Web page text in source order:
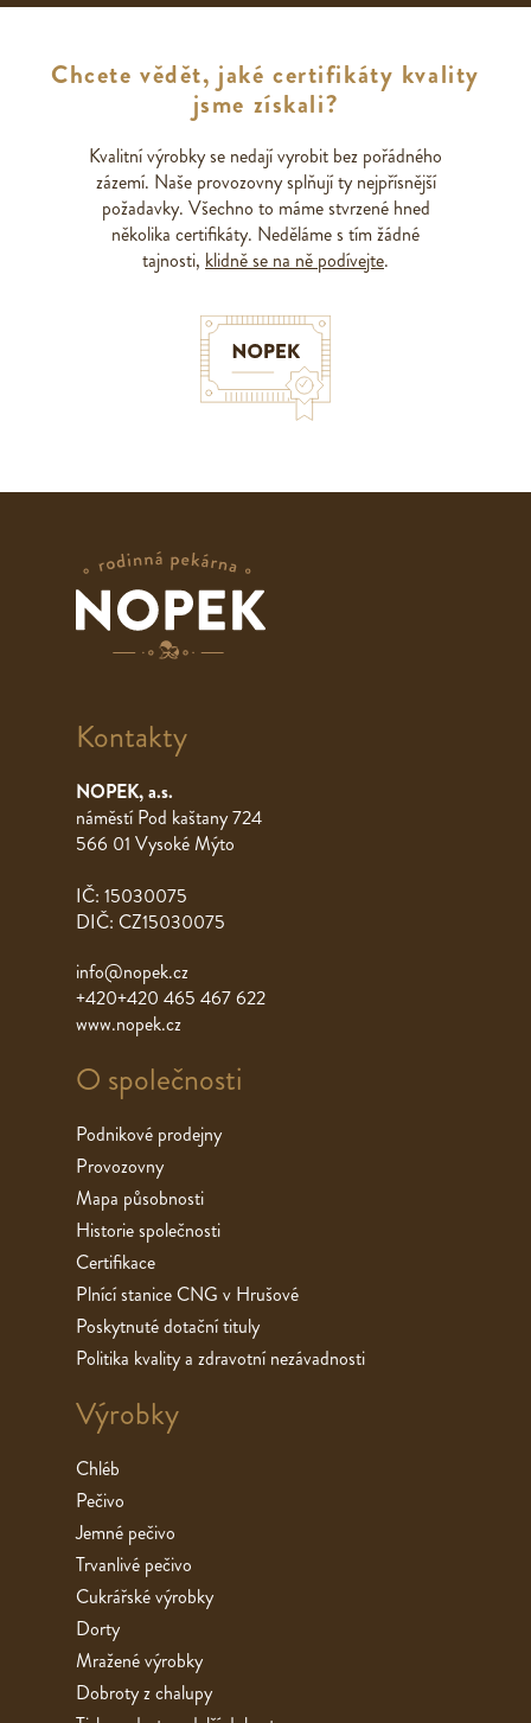
Chcete vědět, jaké certifikáty kvality
jsme získali?
Kvalitní výrobky se nedají vyrobit bez pořádného
zázemí. Naše provozovny splňují ty nejpřísnější
požadavky. Všechno to máme stvrzené hned
několika certifikáty. Neděláme s tím žádné
tajnosti, klidně se na ně podívejte.
Kontakty
NOPEK, a.s.
náměstí Pod kaštany 724
566 01 Vysoké Mýto
IČ: 15030075
DIČ: CZ15030075
info@nopek.cz
+420+420 465 467 622
www.nopek.cz
O společnosti
Podnikové prodejny
Provozovny
Mapa působnosti
Historie společnosti
Certifikace
Plnící stanice CNG v Hrušové
Poskytnuté dotační tituly
Politika kvality a zdravotní nezávadnosti
Výrobky
Chléb
Pečivo
Jemné pečivo
Trvanlivé pečivo
Cukrářské výrobky
Dorty
Mražené výrobky
Dobroty z chalupy